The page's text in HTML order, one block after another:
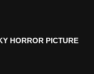
HORROR PICTURE